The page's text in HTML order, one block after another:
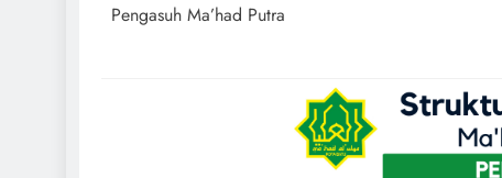
Pengasuh Ma’had Putra